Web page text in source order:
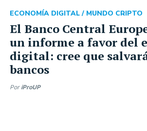
El Banco Central
un informe a favor del
digital: cree que
bancos
ECONOMÍA DIGITAL / MUNDO CRIPTO
Por iProUP